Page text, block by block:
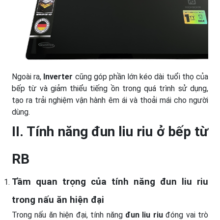
Ngoài ra, Inverter cũng góp phần lớn kéo dài tuổi thọ của
bếp từ và giảm thiểu tiếng ồn trong quá trình sử dụng,
tạo ra trải nghiệm vận hành êm ái và thoải mái cho người
dùng.
II. Tính năng đun liu riu ở bếp từ
RB
Tầm quan trọng của tính năng đun liu riu
trong nấu ăn hiện đại
Trong nấu ăn hiện đại, tính năng đun liu riuđóng vai trò